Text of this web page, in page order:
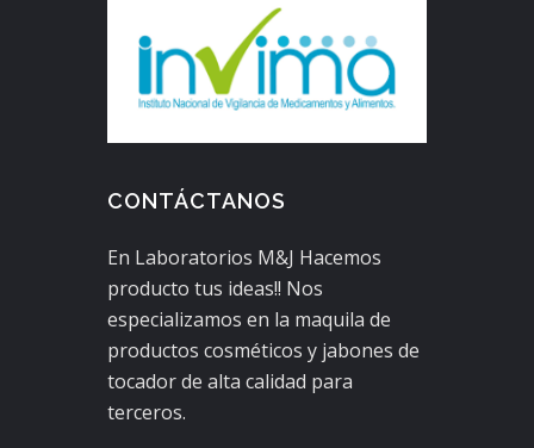
CONTÁCTANOS
En Laboratorios M&J Hacemos
producto tus ideas!! Nos
especializamos en la maquila de
productos cosméticos y jabones de
tocador de alta calidad para
terceros.